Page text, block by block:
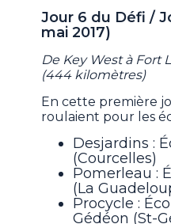
Jour 6 du Défi /
mai 2017)
De Key West à Fort
(444 kilomètres)
En cette première
roulaient pour les
Desjardins :
(Courcelles)
Pomerleau :
(La
Procycle :
Gédéon (St-